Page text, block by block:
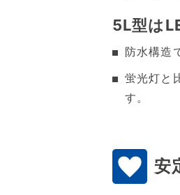
5L型は
防水構造
蛍光灯と
す。
安